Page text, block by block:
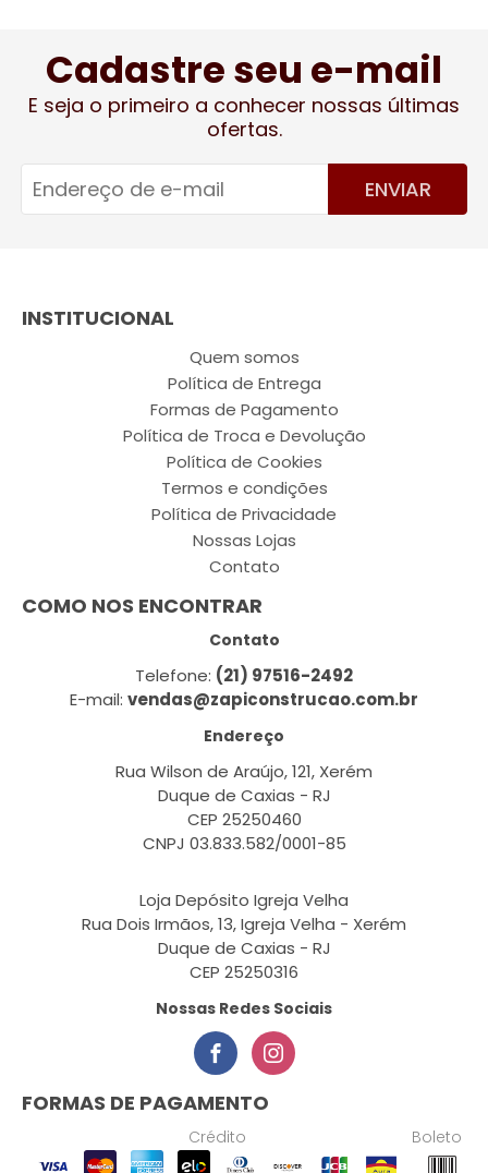
Cadastre seu e-mail
E seja o primeiro a conhecer nossas últimas
ofertas.
ENVIAR
INSTITUCIONAL
Quem somos
Política de Entrega
Formas de Pagamento
Política de Troca e Devolução
Política de Cookies
Termos e condições
Política de Privacidade
Nossas Lojas
Contato
COMO NOS ENCONTRAR
Contato
Telefone: (21) 97516-2492
E-mail: vendas@zapiconstrucao.com.br
Endereço
Rua Wilson de Araújo, 121, Xerém
Duque de Caxias - RJ
CEP 25250460
CNPJ 03.833.582/0001-85
Loja Depósito Igreja Velha
Rua Dois Irmãos, 13, Igreja Velha - Xerém
Duque de Caxias - RJ
CEP 25250316
Nossas Redes Sociais
FORMAS DE PAGAMENTO
Crédito Boleto